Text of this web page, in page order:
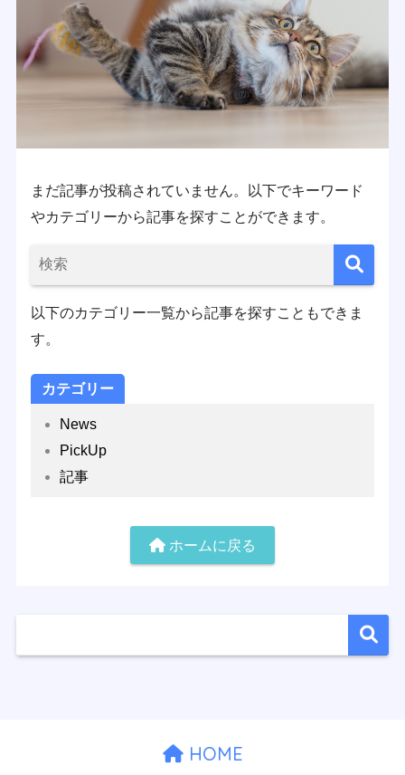
まだ記事が投稿されていません。以下でキーワード
やカテゴリーから記事を探すことができます。
以下のカテゴリー一覧から記事を探すこともできま
す。
カテゴリー
News
PickUp
記事
ホームに戻る
HOME